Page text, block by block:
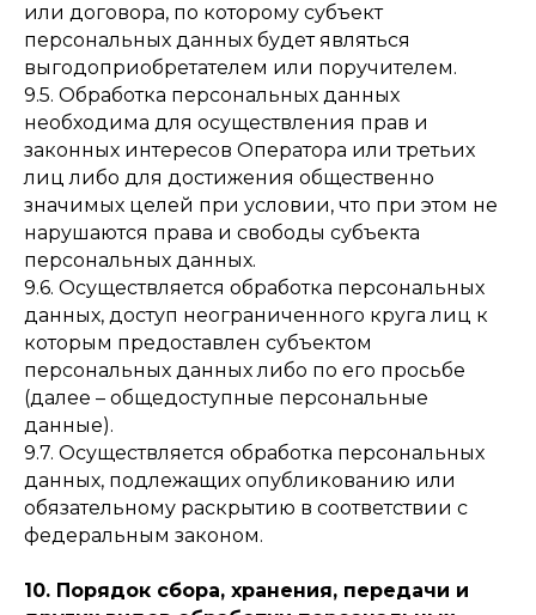
или договора, по которому субъект
персональных данных будет являться
выгодоприобретателем или поручителем.
9.5. Обработка персональных данных
необходима для осуществления прав и
законных интересов Оператора или третьих
лиц либо для достижения общественно
значимых целей при условии, что при этом не
нарушаются права и свободы субъекта
персональных данных.
9.6. Осуществляется обработка персональных
данных, доступ неограниченного круга лиц к
которым предоставлен субъектом
персональных данных либо по его просьбе
(далее – общедоступные персональные
данные).
9.7. Осуществляется обработка персональных
данных, подлежащих опубликованию или
обязательному раскрытию в соответствии с
федеральным законом.
10. Порядок сбора, хранения, передачи и